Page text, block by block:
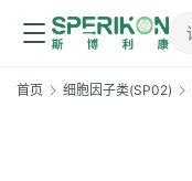
首页 细胞因子类(SP02)